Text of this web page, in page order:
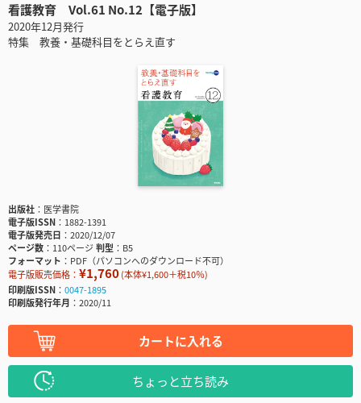
看護教育 Vol.61 No.12【電子版】
2020年12月発行
特集 教養・基礎科目をとらえ直す
出版社
医学書院
電子版ISSN
1882-1391
電子版発売日
2020/12/07
ページ数
110ページ判型
B5
フォーマット
PDF（パソコンへのダウンロード不可）
電子版販売価格： ¥1,760(本体¥1,600＋税10％)
印刷版ISSN
0047-1895
印刷版発行年月
2020/11
カートに入れる
ちょっと立ち読み